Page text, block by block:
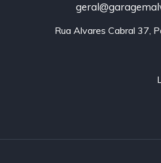
Rua Alvares Cabral 37,